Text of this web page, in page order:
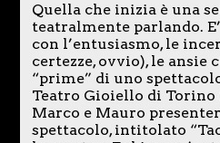
Quella che inizia è una
teatralmente parlando.
con l’entusiasmo, le
certezze, ovvio), le ansie
“prime” di uno
Teatro Gioiello di Torino
Marco e Mauro
spettacolo, intitolato